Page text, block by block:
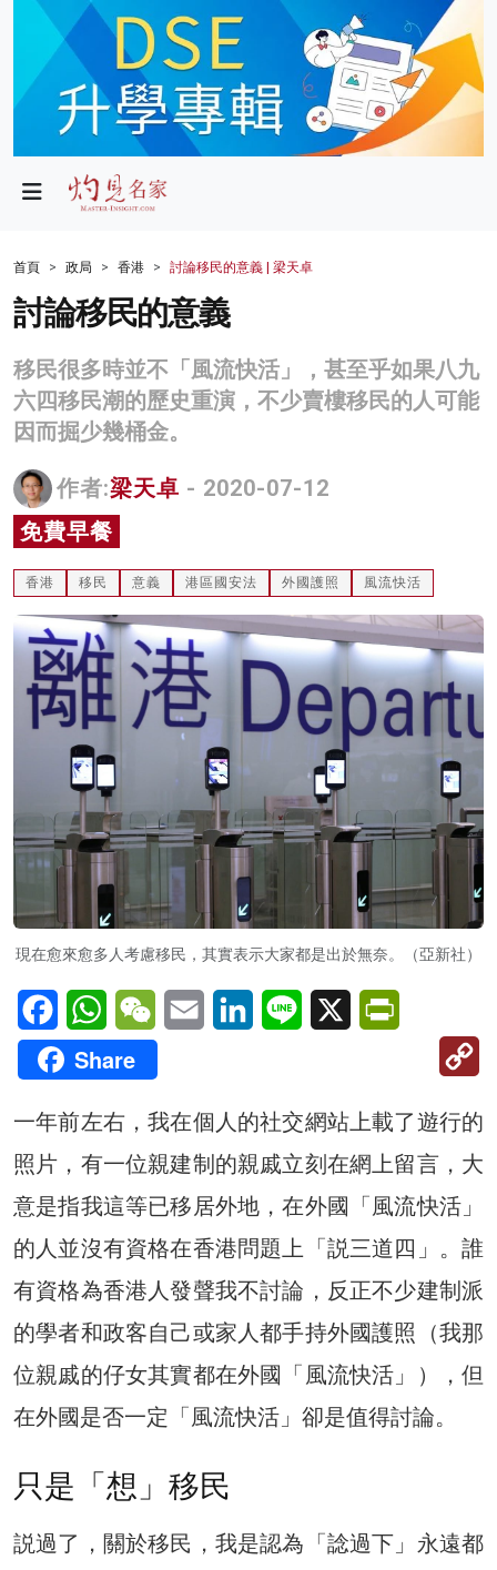
政局
財經
生活
商業
科技
影片
名家榜
灼見活動
關於我們
首頁 政局 香港 討論移民的意義 | 梁天卓
討論移民的意義
移民很多時並不「風流快活」，甚至乎如果八九
六四移民潮的歷史重演，不少賣樓移民的人可能
因而掘少幾桶金。
作者:梁天卓 - 2020-07-12
免費早餐
香港 移民 意義 港區國安法 外國護照 風流快活
現在愈來愈多人考慮移民，其實表示大家都是出於無奈。（亞新社）
FacebookWhatsAppWeChatEmail LinkedInLine X
Share
一年前左右，我在個人的社交網站上載了遊行的
照片，有一位親建制的親戚立刻在網上留言，大
意是指我這等已移居外地，在外國「風流快活」
的人並沒有資格在香港問題上「説三道四」。誰
有資格為香港人發聲我不討論，反正不少建制派
的學者和政客自己或家人都手持外國護照（我那
位親戚的仔女其實都在外國「風流快活」），但
在外國是否一定「風流快活」卻是值得討論。
只是「想」移民
説過了，關於移民，我是認為「諗過下」永遠都